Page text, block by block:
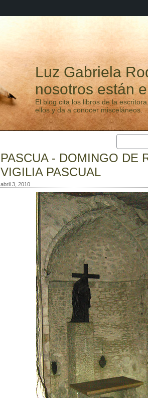
Luz Gabriela
nosotros están
El blog cita los libros de la
ellos y da a conocer misceláneos.
PASCUA - DOMINGO DE
VIGILIA PASCUAL
abril 3, 2010